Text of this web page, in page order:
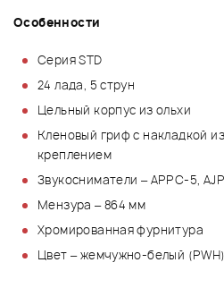
Особенности
Серия STD
24 лада, 5 струн
Цельный корпус из ольхи
Кленовый гриф с накладкой
креплением
Звукосниматели – APPC-5,
Мензура – 864 мм
Хромированная фурнитура
Цвет – жемчужно-белый (PWH)